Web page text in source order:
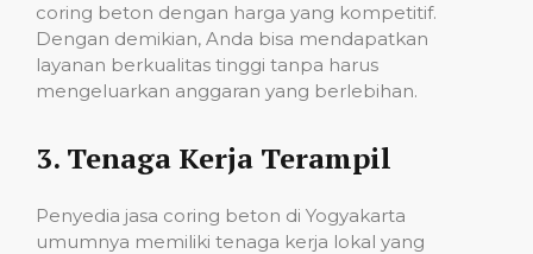
coring beton dengan harga yang kompetitif.
Dengan demikian, Anda bisa mendapatkan
layanan berkualitas tinggi tanpa harus
mengeluarkan anggaran yang berlebihan.
3. Tenaga Kerja Terampil
Penyedia jasa coring beton di Yogyakarta
umumnya memiliki tenaga kerja lokal yang